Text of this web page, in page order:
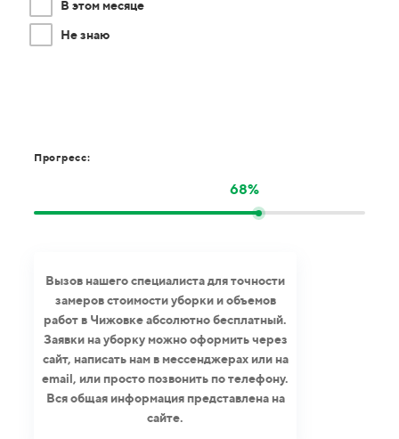
В этом месяце
Не знаю
Прогресс:
68%
Вызов нашего специалиста для точности
замеров стоимости уборки и объемов
работ в Чижовке абсолютно бесплатный.
Заявки на уборку можно оформить через
сайт, написать нам в мессенджерах или на
email, или просто позвонить по телефону.
Вся общая информация представлена на
сайте.